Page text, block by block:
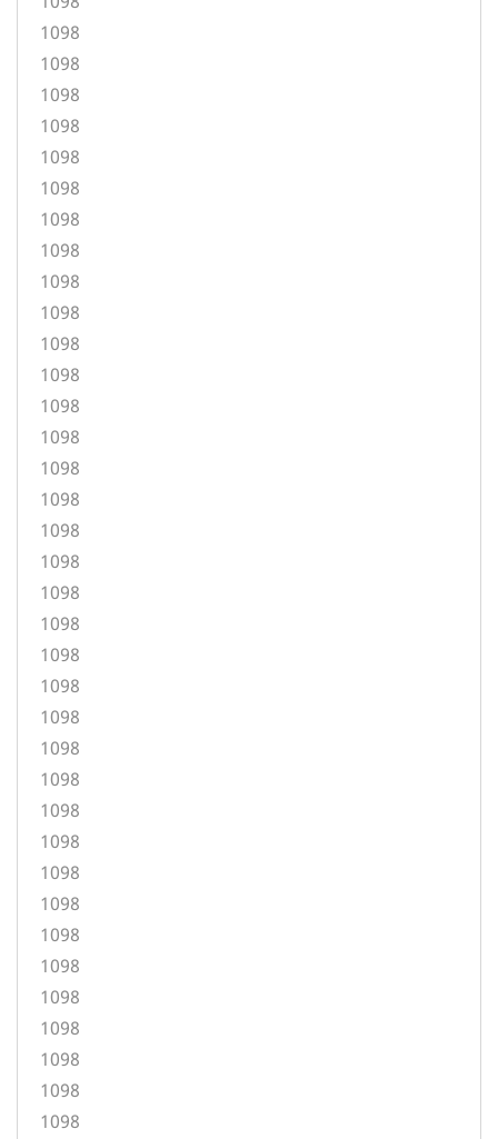
1098
1098
1098
1098
1098
1098
1098
1098
1098
1098
1098
1098
1098
1098
1098
1098
1098
1098
1098
1098
1098
1098
1098
1098
1098
1098
1098
1098
1098
1098
1098
1098
1098
1098
1098
1098